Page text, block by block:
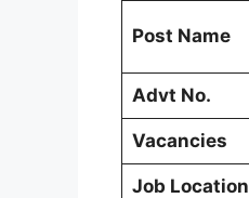
Post Name
Advt No.
Vacancies
Job Location